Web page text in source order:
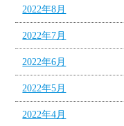
2022年8月
2022年7月
2022年6月
2022年5月
2022年4月